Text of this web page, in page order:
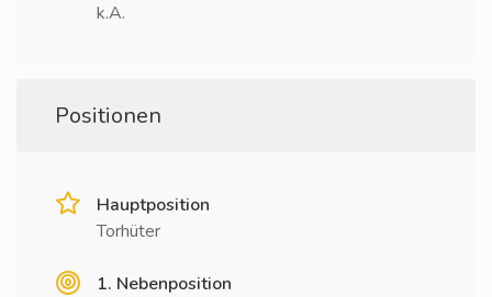
k.A.
Positionen
Hauptposition
Torhüter
1. Nebenposition